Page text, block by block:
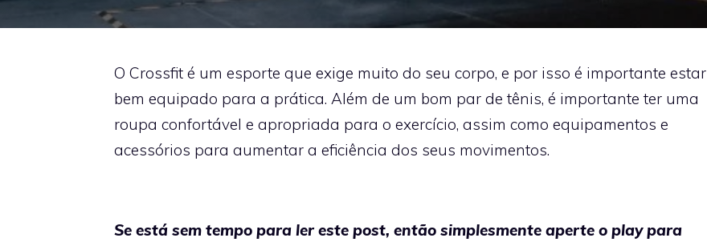
O Crossfit é um esporte que exige muito do seu corpo, e por isso é importante estar
bem equipado para a prática. Além de um bom par de tênis, é importante ter uma
roupa confortável e apropriada para o exercício, assim como equipamentos e
acessórios para aumentar a eficiência dos seus movimentos.
Se está sem tempo para ler este post, então simplesmente aperte o play para